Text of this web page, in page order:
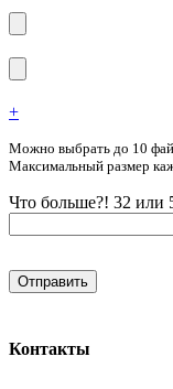
+
Можно выбрать до 10
Максимальный размер
Что больше?! 32 или
Контакты